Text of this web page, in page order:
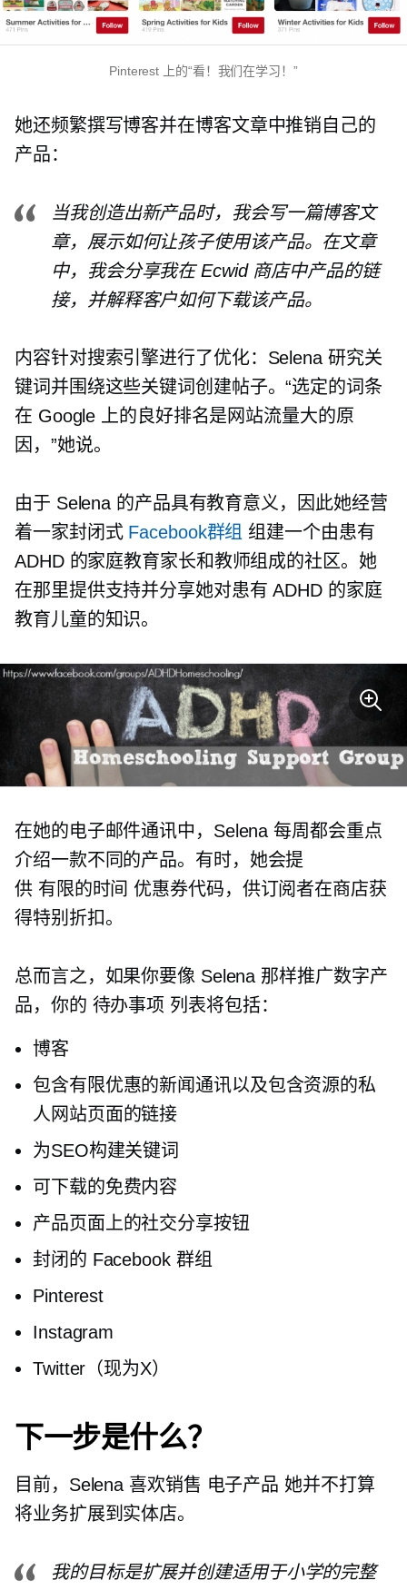
Pinterest 上的“看！我们在学习！”
她还频繁撰写博客并在博客文章中推销自己的
产品：
当我创造出新产品时，我会写一篇博客文
章，展示如何让孩子使用该产品。在文章
中，我会分享我在 Ecwid 商店中产品的链
接，并解释客户如何下载该产品。
内容针对搜索引擎进行了优化：Selena 研究关
键词并围绕这些关键词创建帖子。“选定的词条
在 Google 上的良好排名是网站流量大的原
因，”她说。
由于 Selena 的产品具有教育意义，因此她经营
着一家封闭式 Facebook群组 组建一个由患有
ADHD 的家庭教育家长和教师组成的社区。她
在那里提供支持并分享她对患有 ADHD 的家庭
教育儿童的知识。
在她的电子邮件通讯中，Selena 每周都会重点
介绍一款不同的产品。有时，她会提
供 有限的时间 优惠券代码，供订阅者在商店获
得特别折扣。
总而言之，如果你要像 Selena 那样推广数字产
品，你的 待办事项 列表将包括：
博客
包含有限优惠的新闻通讯以及包含资源的私
人网站页面的链接
为SEO构建关键词
可下载的免费内容
产品页面上的社交分享按钮
封闭的 Facebook 群组
Pinterest
Instagram
Twitter（现为X）
下一步是什么？
目前，Selena 喜欢销售 电子产品 她并不打算
将业务扩展到实体店。
我的目标是扩展并创建适用于小学的完整